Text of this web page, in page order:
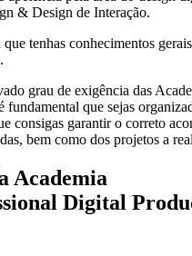
& Design de Interação.
tenhas conhecimentos
grau de exigência das
que sejas
consigas garantir o correto
bem como dos projetos a
Academia
Digital